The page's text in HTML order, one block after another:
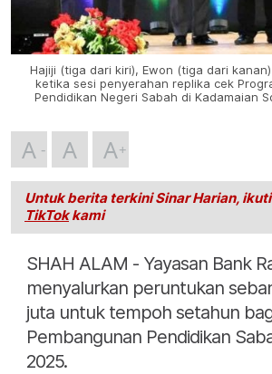
Hajiji (tiga dari kiri), Ewon (tiga dari
ketika sesi penyerahan replika cek
Pendidikan Negeri Sabah di Kadamaian
A A A
Untuk berita terkini Sinar Harian,
TikTokkami
SHAH ALAM - Yayasan Bank
menyalurkan peruntukan
juta untuk tempoh setahun
Pembangunan Pendidikan
2025.